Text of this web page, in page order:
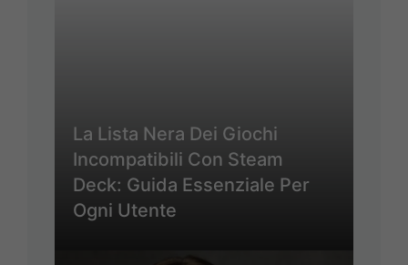
La Lista Nera Dei Giochi
Incompatibili Con Steam
Deck: Guida Essenziale Per
Ogni Utente